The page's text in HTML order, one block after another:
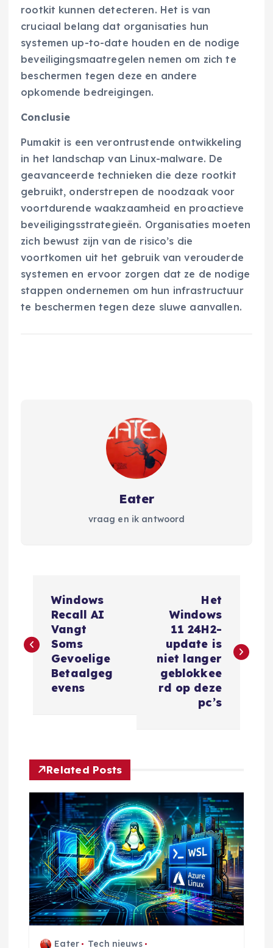
rootkit kunnen detecteren. Het is van
cruciaal belang dat organisaties hun
systemen up-to-date houden en de nodige
beveiligingsmaatregelen nemen om zich te
beschermen tegen deze en andere
opkomende bedreigingen.
Conclusie
Pumakit is een verontrustende ontwikkeling
in het landschap van Linux-malware. De
geavanceerde technieken die deze rootkit
gebruikt, onderstrepen de noodzaak voor
voortdurende waakzaamheid en proactieve
beveiligingsstrategieën. Organisaties moeten
zich bewust zijn van de risico’s die
voortkomen uit het gebruik van verouderde
systemen en ervoor zorgen dat ze de nodige
stappen ondernemen om hun infrastructuur
te beschermen tegen deze sluwe aanvallen.
Eater
vraag en ik antwoord
r
t
n
a
v
g
Windows
Recall AI
Vangt
Soms
Gevoelige
Betaalgeg
evens
Het
Windows
11 24H2-
update is
niet langer
geblokkee
rd op deze
pc’s
Related Posts
Eater Tech nieuws